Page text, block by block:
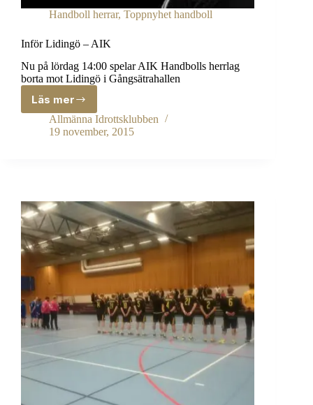
Handboll herrar, Toppnyhet handboll
Inför Lidingö – AIK
Nu på lördag 14:00 spelar AIK Handbolls herrlag
borta mot Lidingö i Gångsätrahallen
Läs mer
Inför
Lidingö
–
Allmänna Idrottsklubben
19 november, 2015